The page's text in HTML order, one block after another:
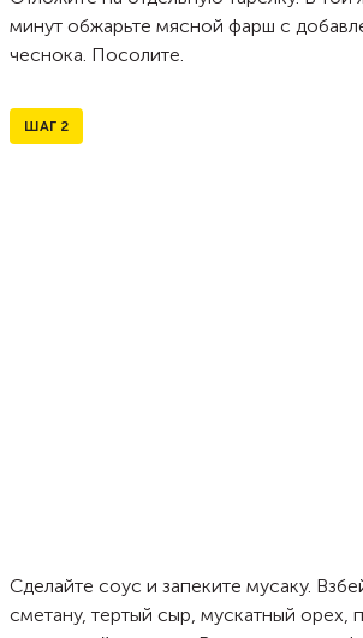
минут обжарьте мясной фарш с
чеснока. Посолите.
ШАГ 2
Сделайте соус и запеките мусаку.
сметану, тертый сыр, мускатный орех,